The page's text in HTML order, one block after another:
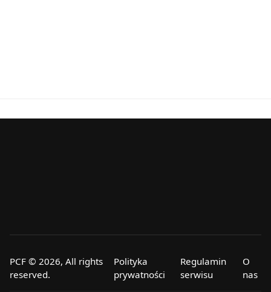
PCF © 2026, All rights
reserved.
Polityka
prywatności
Regulamin
serwisu
O
nas